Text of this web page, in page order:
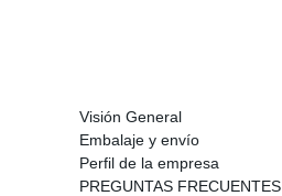
Visión General
Embalaje y envío
Perfil de la empresa
PREGUNTAS FRECUENTES